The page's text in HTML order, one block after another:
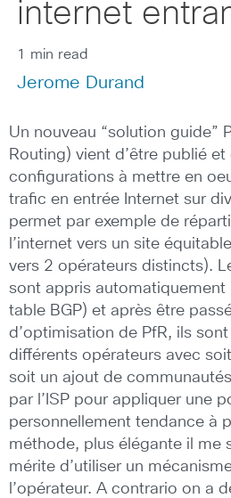
internet
1 min read
Jerome Durand
Un nouveau “solution guide”
Routing) vient d’être publié
configurations à mettre en
trafic en entrée Internet sur
permet par exemple de
l’internet vers un site
vers 2 opérateurs distincts).
sont appris automatiquement
table BGP) et après être
d’optimisation de PfR, ils
différents opérateurs avec
soit un ajout de
par l’ISP pour appliquer une
personnellement tendance à
méthode, plus élégante il me
mérite d’utiliser un
l’opérateur. A contrario on a